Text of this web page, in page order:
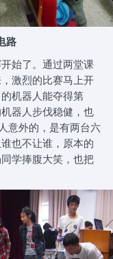
路
始了。通过两堂课
激烈的比赛马上开
机器人能夺得第
器人步伐稳健，也
意外的，是有两台六
也不让谁，原本的
学捧腹大笑，也把